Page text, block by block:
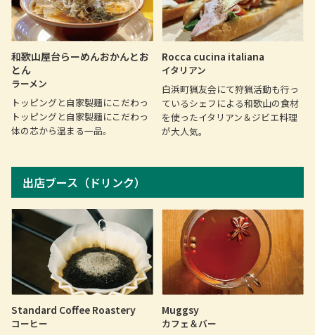
和歌山屋台らーめんおかんとお
とん
ラーメン
トッピングと自家製麺にこだわっ
トッピングと自家製麺にこだわっ
体の芯から温まる一品。
Rocca cucina italiana
イタリアン
白浜町猟友会にて狩猟活動も行っ
ているシェフによる和歌山の食材
を使ったイタリアン＆ジビエ料理
が大人気。
出店ブース（ドリンク）
Standard Coffee Roastery
コーヒー
Muggsy
カフェ＆バー